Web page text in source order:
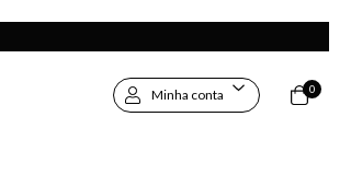
Minha conta 0